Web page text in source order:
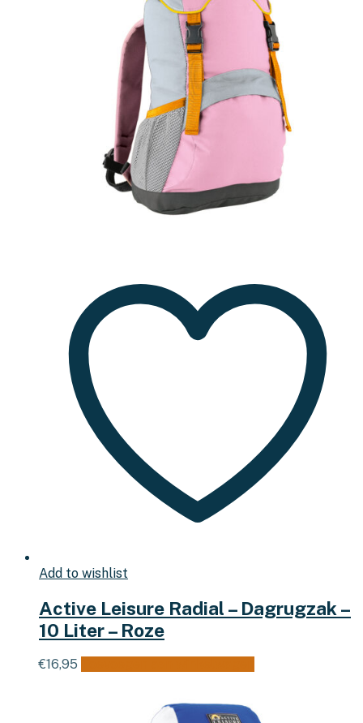
Add to wishlist
Active Leisure Radial – Dagrugzak –
10 Liter – Roze
€16,95